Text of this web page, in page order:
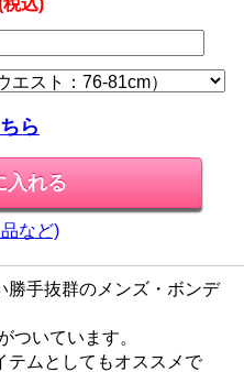
込)
ら
など)
勝手抜群のメンズ・ボンデ
ついています。
テムとしてもオススメで